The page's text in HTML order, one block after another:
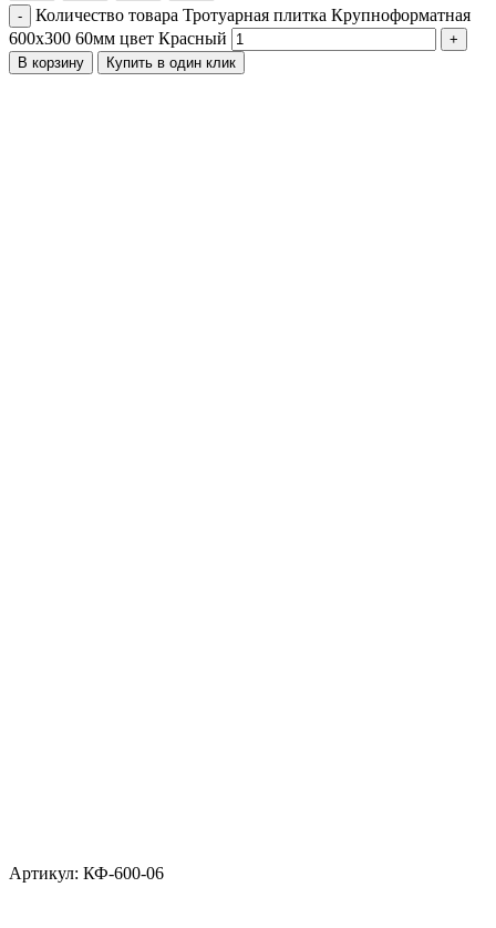
-
Количество товара Тротуарная плитка Крупноформатная
600х300 60мм цвет Красный
+
В корзину
Купить в один клик
Артикул: КФ-600-06